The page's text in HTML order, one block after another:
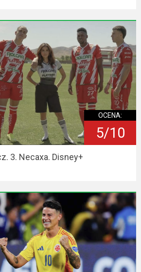
OCENA:
5/10
3. Necaxa. Disney+